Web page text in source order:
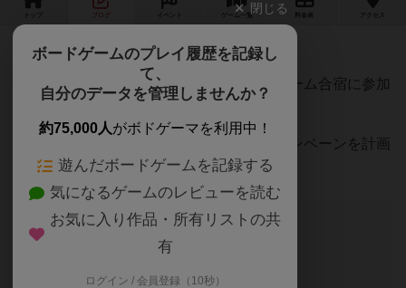
ゲーム 一覧 料金 アクセス
海の日休業
海の日を含む三連休は、店長が山口市のゲーム合宿に参加
して不在のため、休業いたします。
戻ってきたら、学生さん向けの夏休みキャンペーンを計画
中です。
このブログの投稿者
閉じる
ボードゲームのプレイ履歴を記録し
て、
自分のデータを管理しませんか？
約75,000人がボドゲーマを利用中！
遊んだボードゲームを記録する
気になるゲームのレビューを読む
お気に入り作品・所有リストの共
有
ログイン / 会員登録（10秒）